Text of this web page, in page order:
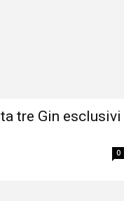
tre Gin esclusivi
0